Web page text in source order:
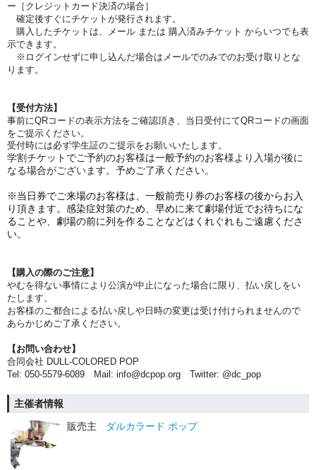
ー［クレジットカード決済の場合］
確定後すぐにチケットが発行されます。
購入したチケットは、メール または 購入済みチケット からいつでも表
示できます。
※ログインせずに申し込んだ場合はメールでのみでのお受け取りとな
ります。
【受付方法】
事前にQRコードの表示方法をご確認頂き、当日受付にてQRコードの画面
をご提示ください。
受付時には必ず学生証のご提示をお願いいたします。
学割チケットでご予約のお客様は一般予約のお客様より入場が後に
なる場合がございます。予めご了承ください。
※当日券でご来場のお客様は、一般前売り券のお客様の後からお入
り頂きます。感染症対策のため、早めに来て劇場付近でお待ちにな
ることや、劇場の前に列を作ることなどはくれぐれもご遠慮くださ
い。
【購入の際のご注意】
やむを得ない事情により公演が中止になった場合に限り、払い戻しをい
たします。
お客様のご都合による払い戻しや日時の変更は受け付けられませんので
あらかじめご了承ください。
【お問い合わせ】
合同会社 DULL-COLORED POP
Tel: 050-5579-6089 Mail: info@dcpop.org Twitter: @dc_pop
主催者情報
販売主
ダルカラード ポップ